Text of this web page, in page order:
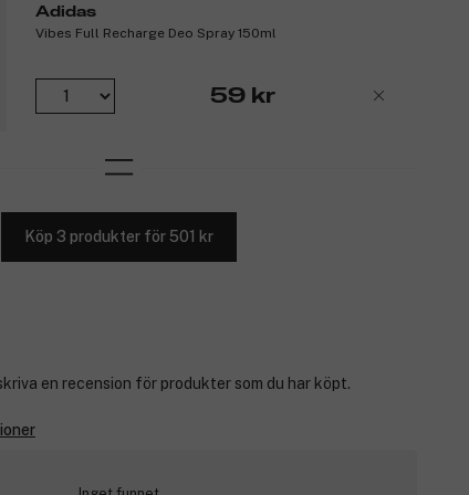
Adidas
Vibes Full Recharge Deo Spray 150ml
59 kr
Köp 3 produkter för 501 kr
en recension för produkter som du har köpt.